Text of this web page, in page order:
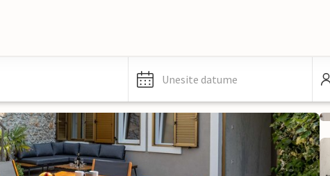
Unesite datume